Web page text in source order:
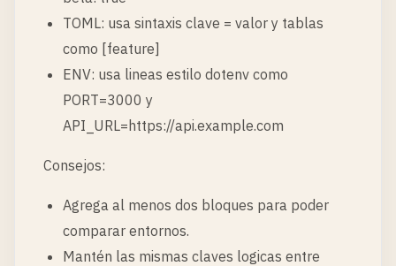
TOML: usa sintaxis clave = valor y tablas
como [feature]
ENV: usa lineas estilo dotenv como
PORT=3000 y
API_URL=https://api.example.com
Consejos:
Agrega al menos dos bloques para poder
comparar entornos.
Mantén las mismas claves logicas entre